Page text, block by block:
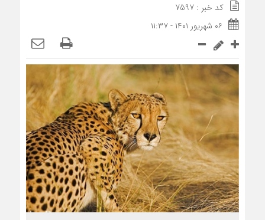
کد خبر : 7597
۰۶ شهریور ۱۴۰۱ - ۱۱:۳۷